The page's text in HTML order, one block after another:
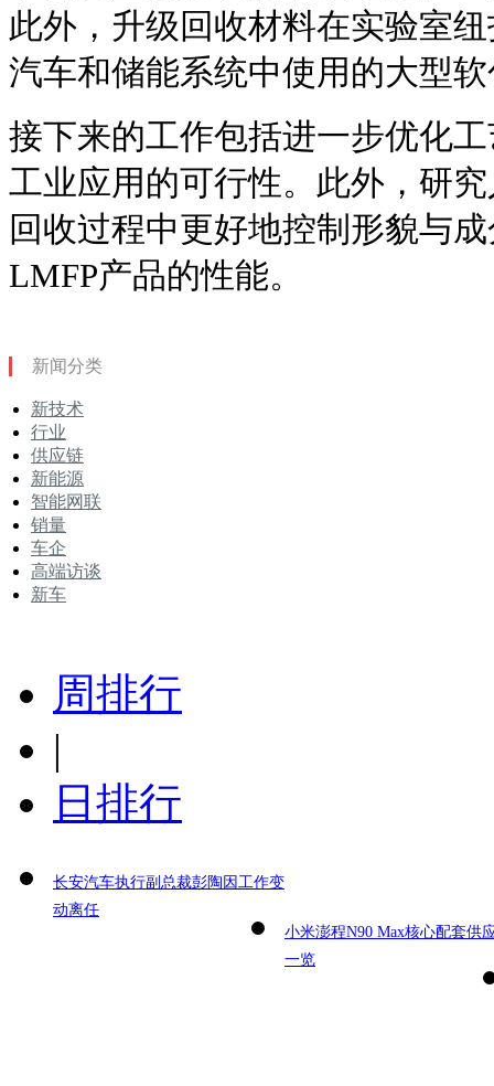
此外，升级回收材料在实验室
汽车和储能系统中使用的大型
接下来的工作包括进一步优化
工业应用的可行性。此外，研
回收过程中更好地控制形貌与
LMFP产品的性能。
新闻分类
新技术
行业
供应链
新能源
智能网联
销量
车企
高端访谈
新车
周排行
|
日排行
长安汽车执行副总裁彭陶因工作变
动离任
小米澎程N90 Max核心配套供
一览